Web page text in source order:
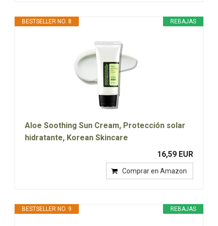
REBAJAS
BESTSELLER NO. 8
Aloe Soothing Sun Cream, Protección solar
hidratante, Korean Skincare
16,59 EUR
Comprar en Amazon
REBAJAS
BESTSELLER NO. 9